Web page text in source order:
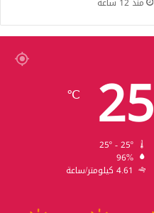
25
℃
96%
4.61 كيلومتر/ساعة